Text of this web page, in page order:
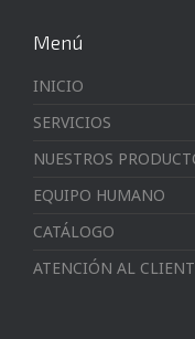
Menú
INICIO
SERVICIOS
NUESTROS
EQUIPO HUMANO
CATÁLOGO
ATENCIÓN AL